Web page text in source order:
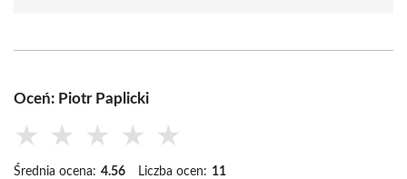
Oceń: Piotr Paplicki
★ ★ ★ ★ ★
Średnia ocena: 4.56 Liczba ocen: 11